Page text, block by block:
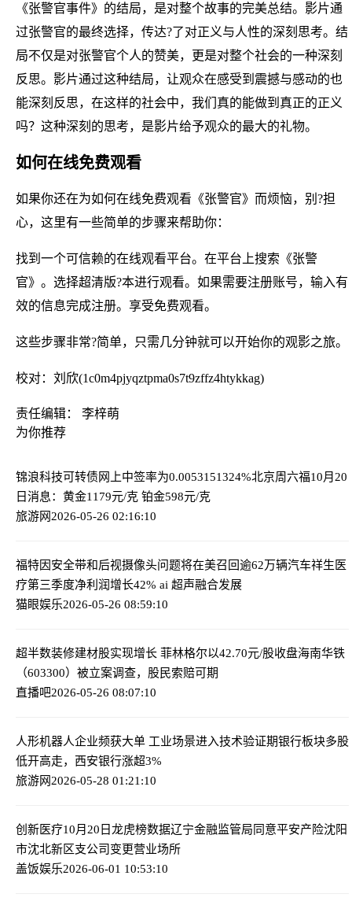
《张警官事件》的结局，是对整个故事的完美总结。影片通
过张警官的最终选择，传达?了对正义与人性的深刻思考。结
局不仅是对张警官个人的赞美，更是对整个社会的一种深刻
反思。影片通过这种结局，让观众在感受到震撼与感动的也
能深刻反思，在这样的社会中，我们真的能做到真正的正义
吗？这种深刻的思考，是影片给予观众的最大的礼物。
如何在线免费观看
如果你还在为如何在线免费观看《张警官》而烦恼，别?担
心，这里有一些简单的步骤来帮助你：
找到一个可信赖的在线观看平台。在平台上搜索《张警
官》。选择超清版?本进行观看。如果需要注册账号，输入有
效的信息完成注册。享受免费观看。
这些步骤非常?简单，只需几分钟就可以开始你的观影之旅。
校对：刘欣(1c0m4pjyqztpma0s7t9zffz4htykkag)
责任编辑： 李梓萌
为你推荐
锦浪科技可转债网上中签率为0.0053151324%北京周六福10月20
日消息：黄金1179元/克 铂金598元/克
旅游网2026-05-26 02:16:10
福特因安全带和后视摄像头问题将在美召回逾62万辆汽车祥生医
疗第三季度净利润增长42% ai 超声融合发展
猫眼娱乐2026-05-26 08:59:10
超半数装修建材股实现增长 菲林格尔以42.70元/股收盘海南华铁
（603300）被立案调查，股民索赔可期
直播吧2026-05-26 08:07:10
人形机器人企业频获大单 工业场景进入技术验证期银行板块多股
低开高走，西安银行涨超3%
旅游网2026-05-28 01:21:10
创新医疗10月20日龙虎榜数据辽宁金融监管局同意平安产险沈阳
市沈北新区支公司变更营业场所
盖饭娱乐2026-06-01 10:53:10